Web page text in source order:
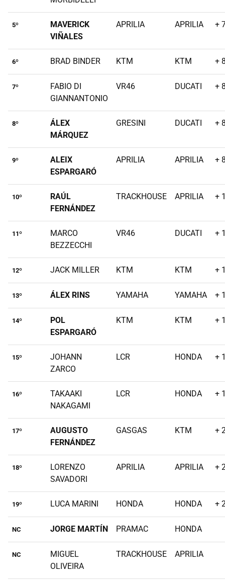
5º
MAVERICK
VIÑALES
APRILIA APRILIA +
6º BRAD BINDER KTM KTM +
7º
FABIO DI
GIANNANTONIO
VR46 DUCATI +
8º
ÁLEX
MÁRQUEZ
GRESINI DUCATI +
9º
ALEIX
ESPARGARÓ
APRILIA APRILIA +
10º
RAÚL
FERNÁNDEZ
TRACKHOUSE APRILIA +
11º
MARCO
BEZZECCHI
VR46 DUCATI +
12º JACK MILLER KTM KTM +
13º ÁLEX RINS YAMAHA YAMAHA +
14º
POL
ESPARGARÓ
KTM KTM +
15º
JOHANN
ZARCO
LCR HONDA +
16º
TAKAAKI
NAKAGAMI
LCR HONDA +
17º
AUGUSTO
FERNÁNDEZ
GASGAS KTM +
18º
LORENZO
SAVADORI
APRILIA APRILIA +
19º LUCA MARINI HONDA HONDA +
NC JORGE MARTÍN PRAMAC HONDA
NC
MIGUEL
OLIVEIRA
TRACKHOUSE APRILIA